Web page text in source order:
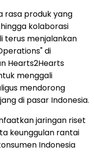
rasa produk yang
kolaborasi
terus menjalankan
di
Hearts2Hearts
menggali
mendorong
di pasar Indonesia.
jaringan riset
keunggulan rantai
Indonesia